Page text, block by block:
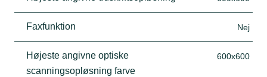
Faxfunktion Nej
Højeste angivne optiske
scanningsopløsning farve
600x600